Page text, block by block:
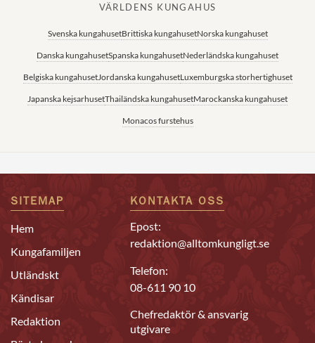
VÄRLDENS KUNGAHUS
Svenska kungahusetBrittiska kungahusetNorska kungahuset
Danska kungahusetSpanska kungahusetNederländska kungahuset
Belgiska kungahusetJordanska kungahusetLuxemburgska storhertighuset
Japanska kejsarhusetThailändska kungahusetMarockanska kungahuset
Monacos furstehus
SITEMAP
Hem
Kungafamiljen
Utländskt
Kändisar
Redaktion
KONTAKTA OSS
Epost:
redaktion@alltomkungligt.se
Telefon:
08-611 90 10
Chefredaktör & ansvarig
utgivare